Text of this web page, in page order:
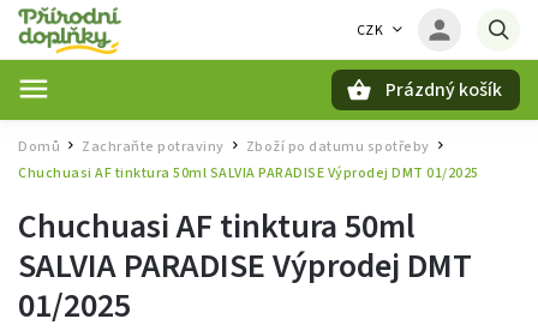
CZK
Prázdný košík
Domů / Zachraňte potraviny Zboží po datumu spotřeby
Chuchuasi AF tinktura 50ml SALVIA PARADISE Výprodej DMT 01/2025
Chuchuasi AF tinktura 50ml
SALVIA PARADISE Výprodej DMT
01/2025